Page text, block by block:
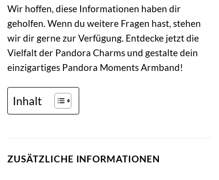
Wir hoffen, diese Informationen haben dir
geholfen. Wenn du weitere Fragen hast, stehen
wir dir gerne zur Verfügung. Entdecke jetzt die
Vielfalt der Pandora Charms und gestalte dein
einzigartiges Pandora Moments Armband!
Inhalt
ZUSÄTZLICHE INFORMATIONEN